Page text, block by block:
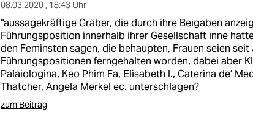
08.03.2020 , 18:43 Uhr
"aussagekräftige Gräber, die durch ihre Beigaben
Führungsposition innerhalb ihrer Gesellschaft inne
den Feminsten sagen, die behaupten, Frauen seien
Führungspositionen ferngehalten worden, dabei aber
Palaiologina, Keo Phim Fa, Elisabeth I., Caterina de’
Thatcher, Angela Merkel ec. unterschlagen?
zum Beitrag